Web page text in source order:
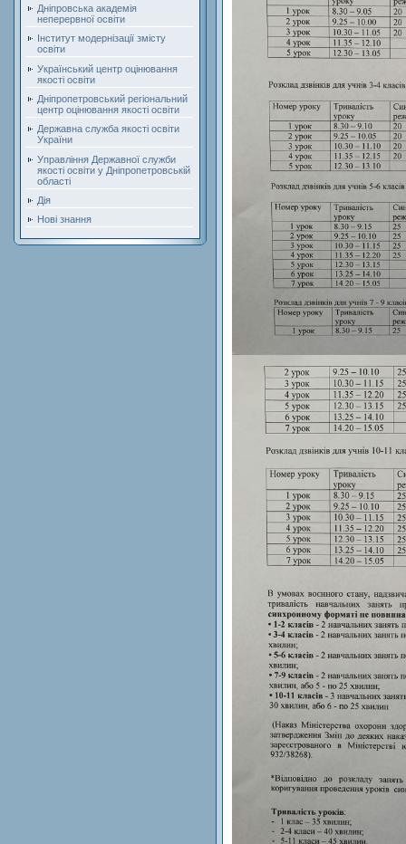
Дніпровська академія
неперервної освіти
Інститут модернізації змісту
освіти
Український центр оцінювання
якості освіти
Дніпропетровський регіональний
центр оцінювання якості освіти
Державна служба якості освіти
України
Управління Державної служби
якості освіти у Дніпропетровській
області
Дія
Нові знання